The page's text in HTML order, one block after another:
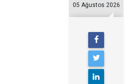
05 Ağustos 2026